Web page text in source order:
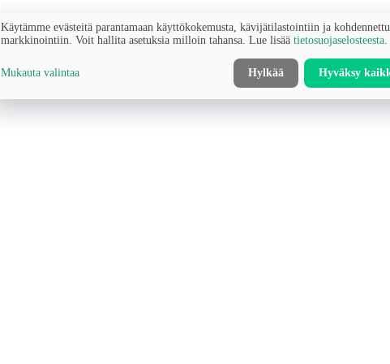
Käytämme evästeitä parantamaan käyttökokemusta, kävijätilastointiin ja
markkinointiin. Voit hallita asetuksia milloin tahansa. Lue lisää tietosuojaselosteesta
Mukauta valintaa Hylkää Hyväksy